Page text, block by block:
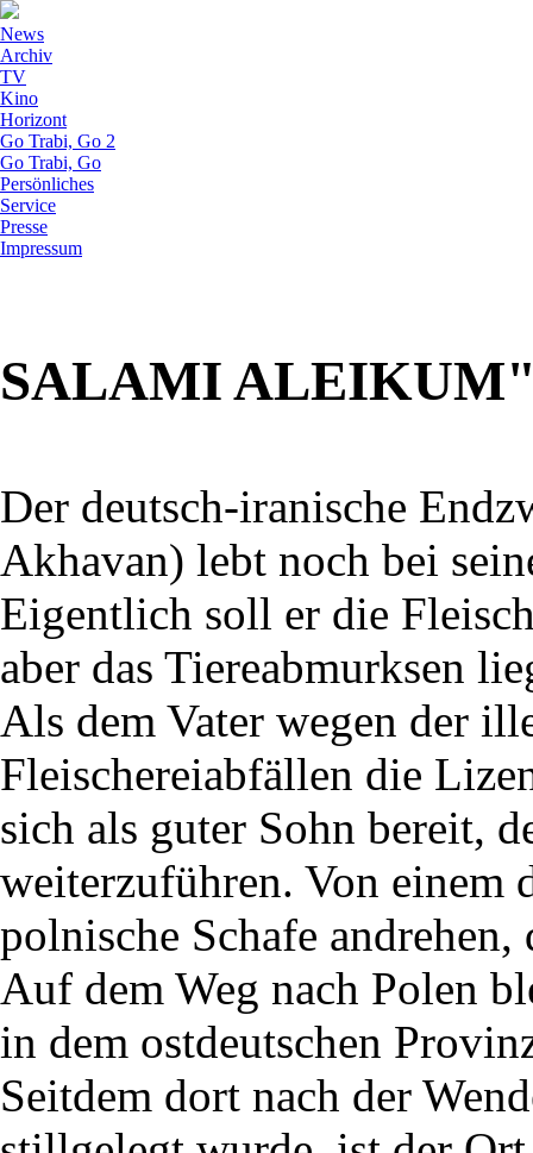
News
Archiv
TV
Kino
Horizont
Go Trabi, Go 2
Go Trabi, Go
Persönliches
Service
Presse
Impressum
SALAMI ALEIKUM"
Der deutsch-iranische
Akhavan) lebt noch bei
Eigentlich soll er die
aber das Tiereabmurksen
Als dem Vater wegen der
Fleischereiabfällen die
sich als guter Sohn bereit,
weiterzuführen. Von einem
polnische Schafe andrehen,
Auf dem Weg nach Polen
in dem ostdeutschen
Seitdem dort nach der